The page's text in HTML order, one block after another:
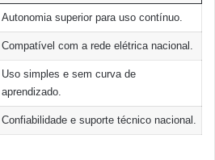
Autonomia superior para uso contínuo.
Compatível com a rede elétrica nacional.
Uso simples e sem curva de
aprendizado.
Confiabilidade e suporte técnico nacional.